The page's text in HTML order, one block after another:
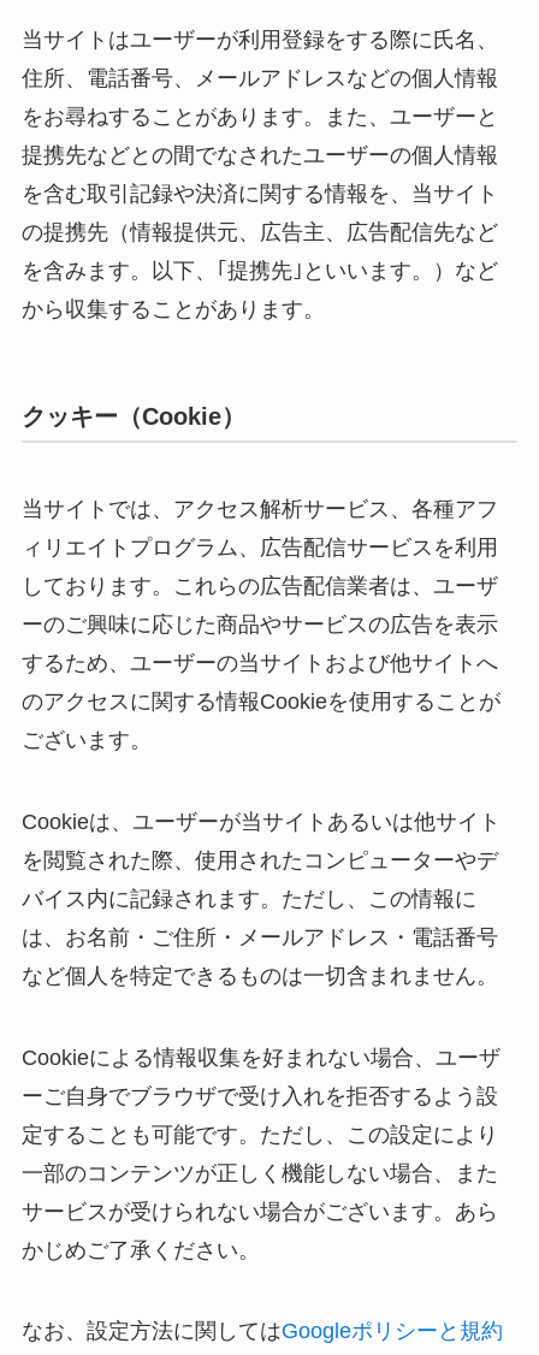
当サイトはユーザーが利用登録をする際に氏名、
住所、電話番号、メールアドレスなどの個人情報
をお尋ねすることがあります。また、ユーザーと
提携先などとの間でなされたユーザーの個人情報
を含む取引記録や決済に関する情報を、当サイト
の提携先（情報提供元、広告主、広告配信先など
を含みます。以下、｢提携先｣といいます。）など
から収集することがあります。
クッキー（Cookie）
当サイトでは、アクセス解析サービス、各種アフ
ィリエイトプログラム、広告配信サービスを利用
しております。これらの広告配信業者は、ユーザ
ーのご興味に応じた商品やサービスの広告を表示
するため、ユーザーの当サイトおよび他サイトへ
のアクセスに関する情報Cookieを使用することが
ございます。
Cookieは、ユーザーが当サイトあるいは他サイト
を閲覧された際、使用されたコンピューターやデ
バイス内に記録されます。ただし、この情報に
は、お名前・ご住所・メールアドレス・電話番号
など個人を特定できるものは一切含まれません。
Cookieによる情報収集を好まれない場合、ユーザ
ーご自身でブラウザで受け入れを拒否するよう設
定することも可能です。ただし、この設定により
一部のコンテンツが正しく機能しない場合、また
サービスが受けられない場合がございます。あら
かじめご了承ください。
なお、設定方法に関してはGoogleポリシーと規約